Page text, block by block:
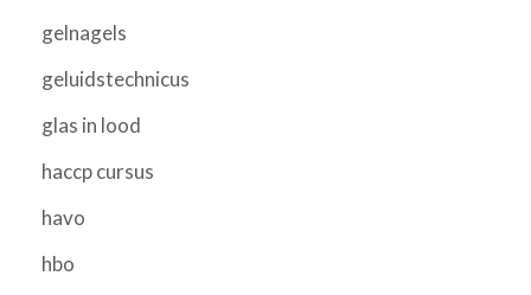
gelnagels
geluidstechnicus
glas in lood
haccp cursus
havo
hbo